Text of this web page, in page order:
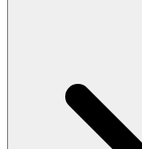
でき、初心者は垂
傾斜のきついオー